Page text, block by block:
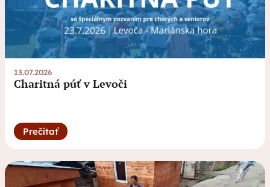
13.07.2026
Charitná púť v Levoči
Prečítať